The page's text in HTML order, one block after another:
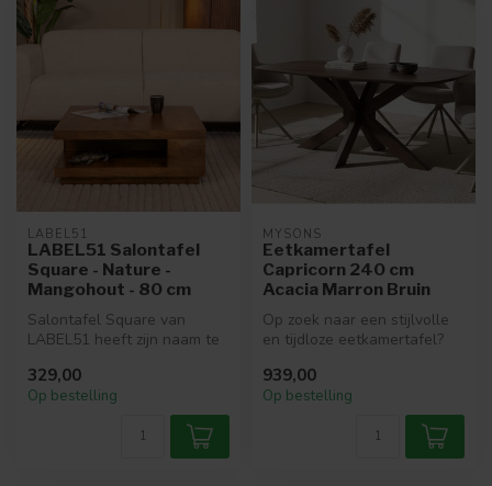
LABEL51
LABEL51 Salontafel
Square - Nature -
Mangohout - 80 cm
Salontafel Square van
LABEL51 heeft zijn naam te
design...
329,00
Op bestelling
MYSONS
Eetkamertafel
Capricorn 240 cm
Acacia Marron Bruin
Op zoek naar een stijlvolle
en tijdloze eetkamertafel?
939,00
Op bestelling